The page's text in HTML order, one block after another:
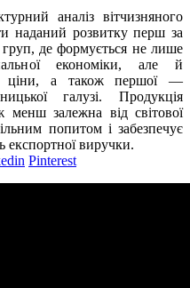
аналіз вітчизняного
наданий розвитку перш за
груп, де формується не лише
економіки, але й
ціни, а також першої —
галузі. Продукція
менш залежна від світової
попитом і забезпечує
експортної виручки.
Pinterest